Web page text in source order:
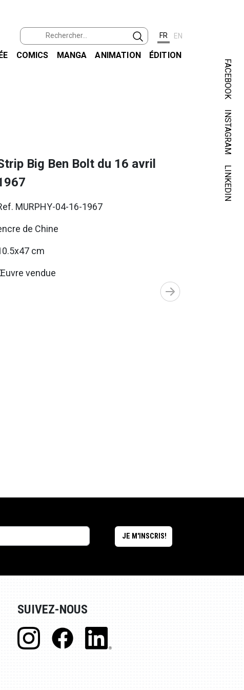
FR EN
COMICS MANGA ANIMATION ÉDITION
FACEBOOK
INSTAGRAM
LINKEDIN
Big Ben Bolt du 16 avril
MURPHY-04-16-1967
de Chine
cm
vendue
SUIVEZ-NOUS